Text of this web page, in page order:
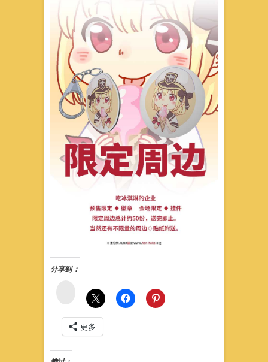
分享到：
更多